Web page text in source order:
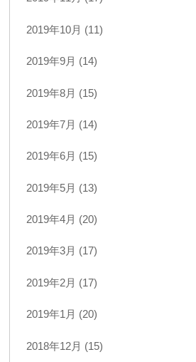
2019年10月 (11)
2019年9月 (14)
2019年8月 (15)
2019年7月 (14)
2019年6月 (15)
2019年5月 (13)
2019年4月 (20)
2019年3月 (17)
2019年2月 (17)
2019年1月 (20)
2018年12月 (15)